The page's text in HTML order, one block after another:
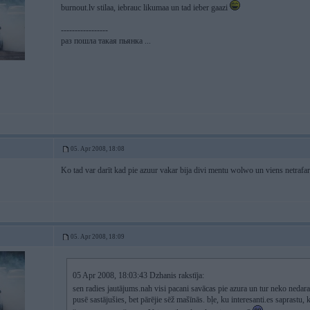
burnout.lv stilaa, iebrauc likumaa un tad ieber gaazi
-----------------
раз пошла такая пьянка ...
05. Apr 2008, 18:08
Ko tad var darīt kad pie azuur vakar bija divi mentu wolwo un viens
05. Apr 2008, 18:09
05 Apr 2008, 18:03:43 Dzhanis rakstīja:
sen radies jautājums.nah visi pacani savācas pie azura un tur neko
pusē sastājušies, bet pārējie sēž mašīnās. bļe, ku interesanti.es